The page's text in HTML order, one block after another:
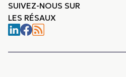
SUIVEZ-NOUS SUR
LES RÉSAUX